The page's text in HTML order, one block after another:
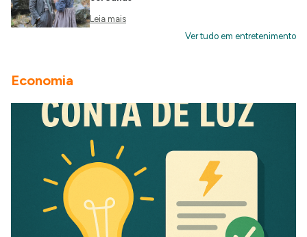
Leia mais
Ver tudo em entretenimento
Economia